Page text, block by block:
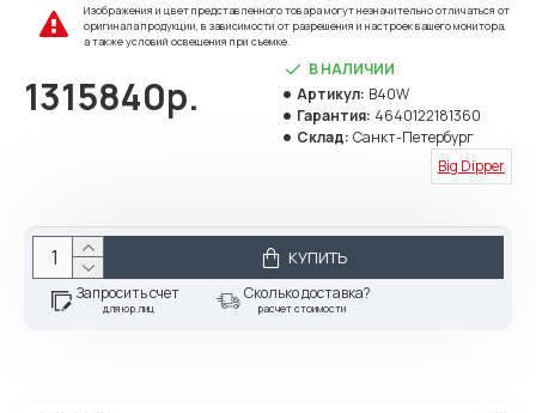
Изображения и цвет представленного товара могут незначительно отличаться от
оригинала продукции, в зависимости от разрешения и настроек вашего монитора,
а также условий освещения при съемке.
1315840р.
В НАЛИЧИИ
Артикул: B40W
Гарантия: 4640122181360
Склад: Санкт-Петербург
Big Dipper
КУПИТЬ
Запросить счет
для юр.лиц
Сколько доставка?
расчет стоимости